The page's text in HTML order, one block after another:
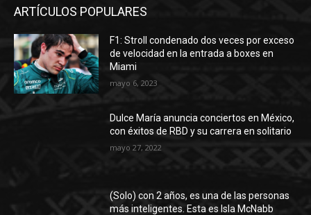
ARTÍCULOS POPULARES
F1: Stroll condenado dos veces por exceso
de velocidad en la entrada a boxes en
Miami
mayo 6, 2023
Dulce María anuncia conciertos en México,
con éxitos de RBD y su carrera en solitario
mayo 27, 2022
(Solo) con 2 años, es una de las personas
más inteligentes. Esta es Isla McNabb